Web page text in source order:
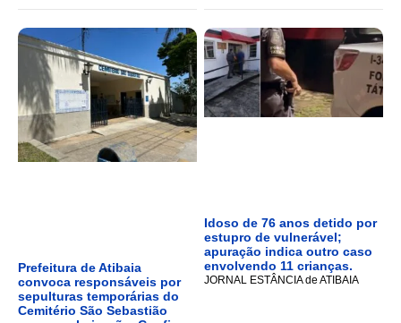
Prefeitura de Atibaia
convoca responsáveis por
sepulturas temporárias do
Cemitério São Sebastião
Idoso de 76 anos detido por
estupro de vulnerável;
apuração indica outro caso
envolvendo 11 crianças.
JORNAL ESTÂNCIA de ATIBAIA